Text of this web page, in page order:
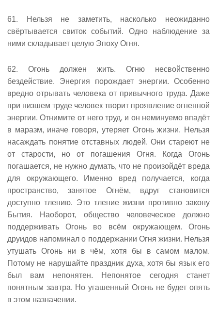
61. Нельзя не заметить, насколько неожиданно
свëртывается свиток событий. Одно наблюдение за
ними складывает целую Эпоху Огня.
62. Огонь должен жить. Огню несвойственно
бездействие. Энергия порождает энергии. Особенно
вредно отрывать человека от привычного труда. Даже
при низшем труде человек творит проявление огненной
энергии. Отнимите от него труд, и он неминуемо впадëт
в маразм, иначе говоря, утеряет Огонь жизни. Нельзя
насаждать понятие отставных людей. Они стареют не
от старости, но от погашения Огня. Когда Огонь
погашается, не нужно думать, что не произойдëт вреда
для окружающего. Именно вред получается, когда
пространство, занятое Огнëм, вдруг становится
доступно тлению. Это тление жизни противно закону
Бытия. Наоборот, общество человеческое должно
поддерживать Огонь во всëм окружающем. Огонь
друидов напоминал о поддержании Огня жизни. Нельзя
утушать Огонь ни в чëм, хотя бы в самом малом.
Потому не нарушайте праздник духа, хотя бы язык его
был вам непонятен. Непонятое сегодня станет
понятным завтра. Но угашенный Огонь не будет опять
в этом назначении.